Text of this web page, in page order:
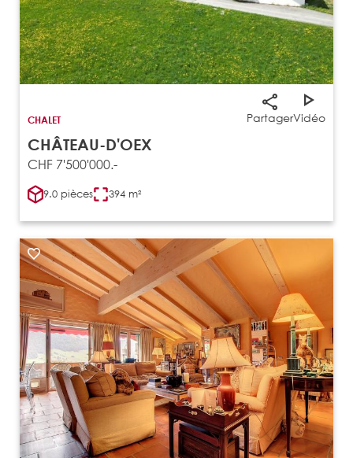
PartagerVidéo
CHALET
CHÂTEAU-D'OEX
CHF 7'500'000.-
9.0 pièces 394 m²